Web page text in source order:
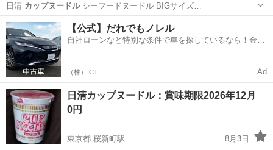
日清 カップヌードルシーフードヌードル BIGサイズ…
佐賀 唐津市 食品
【公式】だれでもノレル
自社ローンなど特別な条件で車を探しているなら！金利
（株）ICT Ad
日清カップヌードル：賞味期限2026年12月
0円
東京都 桜新町駅
8月3日